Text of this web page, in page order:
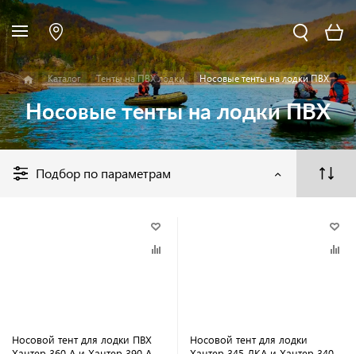
Каталог Тенты на ПВХ лодки Носовые тенты на лодки ПВХ
Носовые тенты на лодки ПВХ
Подбор по параметрам
Носовой тент для лодки ПВХ
Носовой тент для лодки